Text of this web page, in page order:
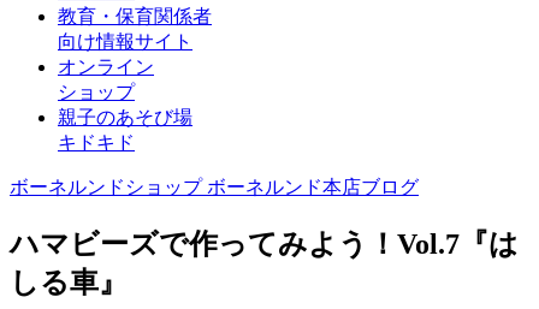
教育・保育関係者
向け情報サイト
オンライン
ショップ
親子のあそび場
キドキド
ボーネルンドショップ ボーネルンド本店ブログ
ハマビーズで作ってみよう！Vol.7『は
しる車』